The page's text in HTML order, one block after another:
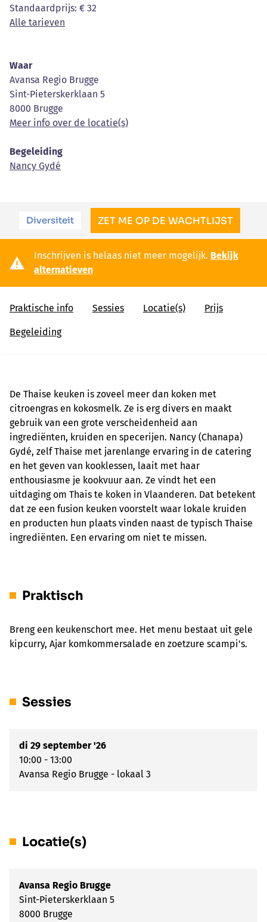
Standaardprijs: € 32
Alle tarieven
Waar
Avansa Regio Brugge
Sint-Pieterskerklaan 5
8000 Brugge
Meer info over de locatie(s)
Begeleiding
Nancy Gydé
Diversiteit ZET ME OP DE WACHTLIJST
Inschrijven is helaas niet meer mogelijk. Bekijk
alternatieven
Praktische info Sessies Locatie(s) Prijs
Begeleiding
De Thaise keuken is zoveel meer dan koken met
citroengras en kokosmelk. Ze is erg divers en maakt
gebruik van een grote verscheidenheid aan
ingrediënten, kruiden en specerijen. Nancy (Chanapa)
Gydé, zelf Thaise met jarenlange ervaring in de catering
en het geven van kooklessen, laait met haar
enthousiasme je kookvuur aan. Ze vindt het een
uitdaging om Thais te koken in Vlaanderen. Dat betekent
dat ze een fusion keuken voorstelt waar lokale kruiden
en producten hun plaats vinden naast de typisch Thaise
ingrediënten. Een ervaring om niet te missen.
Praktisch
Breng een keukenschort mee. Het menu bestaat uit gele
kipcurry, Ajar komkommersalade en zoetzure scampi's.
Sessies
di 29 september '26
10:00 - 13:00
Avansa Regio Brugge - lokaal 3
Locatie(s)
Avansa Regio Brugge
Sint-Pieterskerklaan 5
8000 Brugge